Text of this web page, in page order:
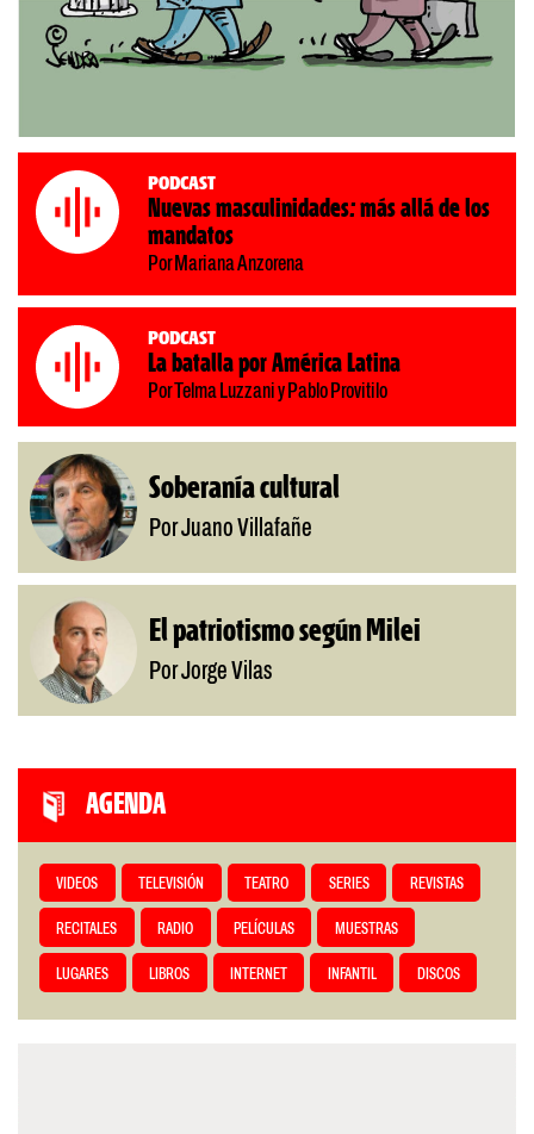
Podcast
Nuevas masculinidades: más allá de los
mandatos
Por Mariana Anzorena
Podcast
La batalla por América Latina
Por Telma Luzzani y Pablo Provitilo
Soberanía cultural
Por Juano Villafañe
El patriotismo según Milei
Por Jorge Vilas
AGENDA
VIDEOS TELEVISIÓN TEATRO SERIES REVISTAS
RECITALES RADIO PELÍCULAS MUESTRAS
LUGARES LIBROS INTERNET INFANTIL DISCOS